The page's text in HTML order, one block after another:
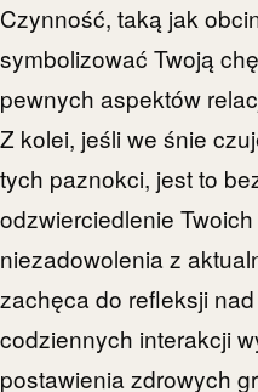
Czynność, taką jak
symbolizować Twoją
pewnych aspektów
Z kolei, jeśli we śnie
tych paznokci, jest to
odzwierciedlenie
niezadowolenia z
zachęca do refleksji
codziennych interakcji
postawienia zdrowych